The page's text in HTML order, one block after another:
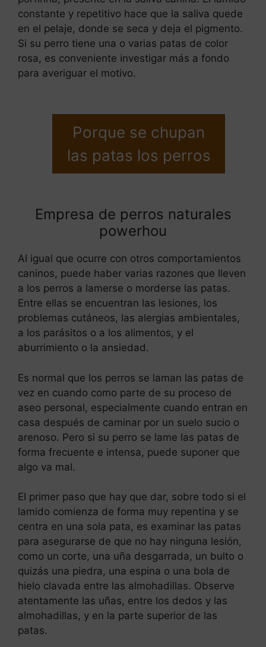
constante y repetitivo hace que la saliva quede
en el pelaje, donde se seca y deja el pigmento.
Si su perro tiene una o varias patas de color
rosa, es conveniente investigar más a fondo
para averiguar el motivo.
Porque se chupan
las patas los perros
Empresa de perros naturales
powerhou
Al igual que ocurre con otros comportamientos
caninos, puede haber varias razones que lleven
a los perros a lamerse o morderse las patas.
Entre ellas se encuentran las lesiones, los
problemas cutáneos, las alergias ambientales,
a los parásitos o a los alimentos, y el
aburrimiento o la ansiedad.
Es normal que los perros se laman las patas de
vez en cuando como parte de su proceso de
aseo personal, especialmente cuando entran en
casa después de caminar por un suelo sucio o
arenoso. Pero si su perro se lame las patas de
forma frecuente e intensa, puede suponer que
algo va mal.
El primer paso que hay que dar, sobre todo si el
lamido comienza de forma muy repentina y se
centra en una sola pata, es examinar las patas
para asegurarse de que no hay ninguna lesión,
como un corte, una uña desgarrada, un bulto o
quizás una piedra, una espina o una bola de
hielo clavada entre las almohadillas. Observe
atentamente las uñas, entre los dedos y las
almohadillas, y en la parte superior de las
patas.